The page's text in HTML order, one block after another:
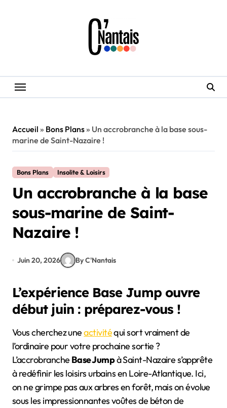
Accueil » Bons Plans» Un accrobranche à la base sous-
marine de Saint-Nazaire !
Bons Plans Insolite & Loisirs
Un accrobranche à la base
sous-marine de Saint-
Nazaire !
Juin 20, 2026 By C'Nantais
L’expérience Base Jump ouvre
début juin : préparez-vous !
Vous cherchez uneactivitéqui sort vraiment de
l’ordinaire pour votre prochaine sortie ?
L’accrobranche Base Jumpà Saint-Nazaire s’apprête
à redéfinir les loisirs urbains en Loire-Atlantique. Ici,
on ne grimpe pas aux arbres en forêt, mais on évolue
sous les impressionnantes voûtes de béton de